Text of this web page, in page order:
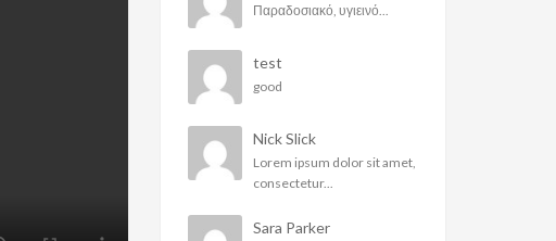
Παραδοσιακό, υγιεινό...
test
good
Nick Slick
Lorem ipsum dolor sit amet,
consectetur...
Sara Parker